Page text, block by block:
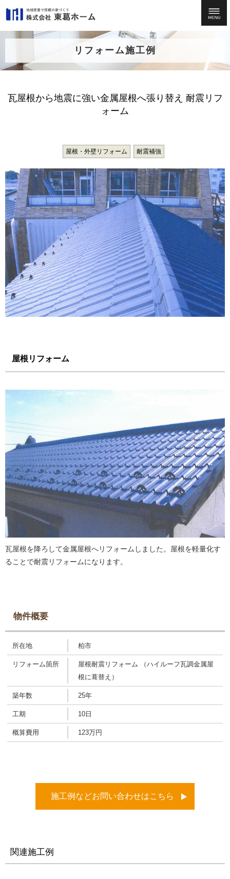
リフォーム施工例
瓦屋根から地震に強い金属屋根へ張り替え 耐震リフ
ォーム
屋根・外壁リフォーム 耐震補強
屋根リフォーム
瓦屋根を降ろして金属屋根へリフォームしました。屋根を軽量化す
ることで耐震リフォームになります。
物件概要
所在地 柏市
リフォーム箇所
屋根耐震リフォーム （ハイルーフ瓦調金属屋
根に葺替え）
築年数 25年
工期 10日
概算費用 123万円
施工例などお問い合わせはこちら
関連施工例